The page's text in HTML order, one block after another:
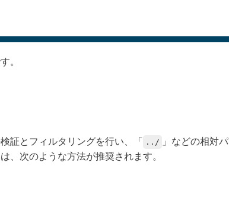
。
証とフィルタリングを行い、「 ../
」などの相対パ
、次のような方法が推奨されます。